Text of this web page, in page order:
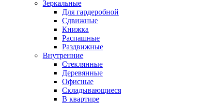
Зеркальные
Для гардеробной
Сдвижные
Книжка
Распашные
Раздвижные
Внутренние
Стеклянные
Деревянные
Офисные
Складывающиеся
В квартире